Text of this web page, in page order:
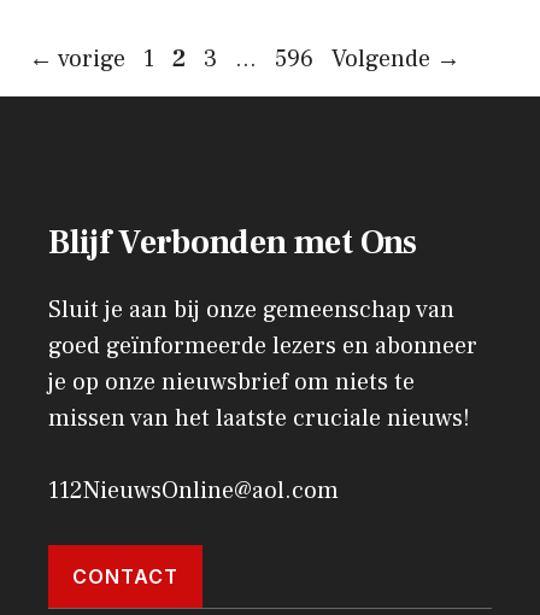
← vorige Pagina
1 Pagina
2 Pagina
3 … Pagina
596 Volgende →
Blijf Verbonden met Ons
Sluit je aan bij onze gemeenschap van
goed geïnformeerde lezers en abonneer
je op onze nieuwsbrief om niets te
missen van het laatste cruciale nieuws!
112NieuwsOnline@aol.com
CONTACT